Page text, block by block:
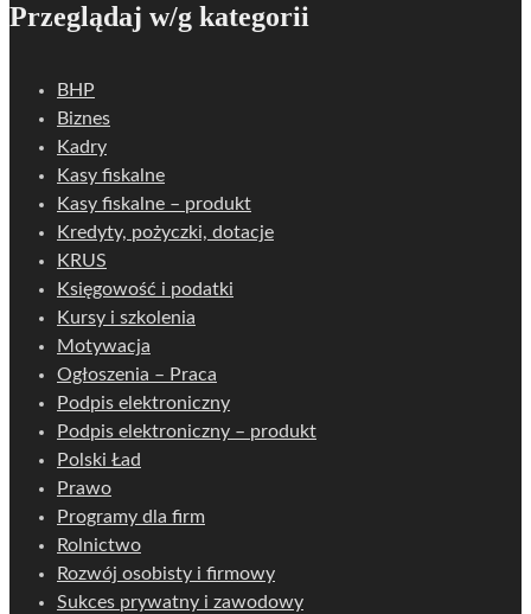
Przeglądaj w/g kategorii
BHP
Biznes
Kadry
Kasy fiskalne
Kasy fiskalne – produkt
Kredyty, pożyczki, dotacje
KRUS
Księgowość i podatki
Kursy i szkolenia
Motywacja
Ogłoszenia – Praca
Podpis elektroniczny
Podpis elektroniczny – produkt
Polski Ład
Prawo
Programy dla firm
Rolnictwo
Rozwój osobisty i firmowy
Sukces prywatny i zawodowy